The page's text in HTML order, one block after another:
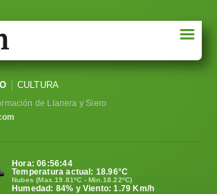
☰
CULTURA
de Llanera y Siero
Hora:06:56:44
Temperatura actual: 18.96°C
Nubes (Max.19.81ºC - Min.18.22ºC)
Humedad: 84% y Viento: 1.79 Km/h